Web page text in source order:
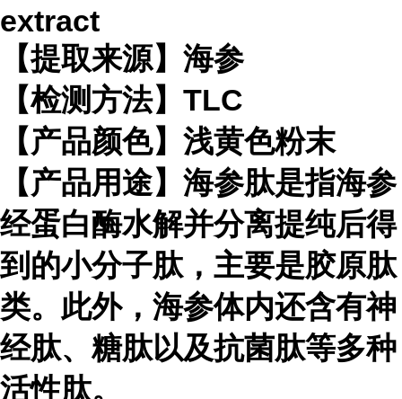
extract
【提取来源】海参
【检测方法】TLC
【产品颜色】浅黄色粉末
【产品用途】海参肽是指海参
经蛋白酶水解并分离提纯后得
到的小分子肽，主要是胶原肽
类。此外，海参体内还含有神
经肽、糖肽以及抗菌肽等多种
活性肽。